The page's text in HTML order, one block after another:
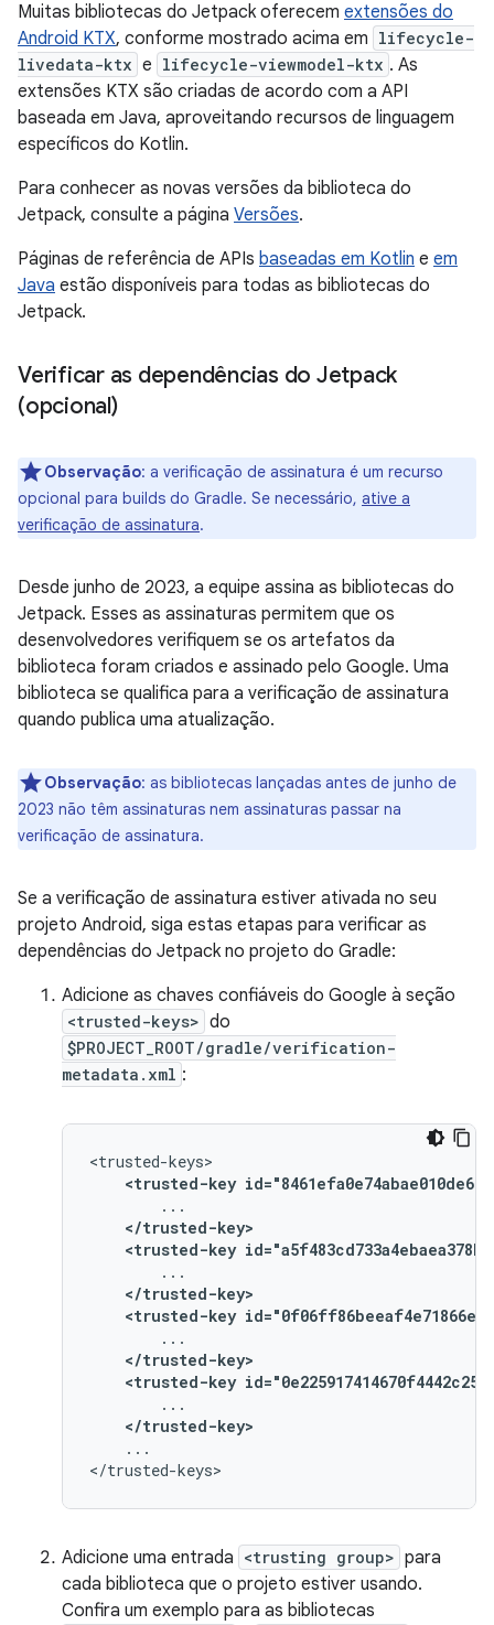
Muitas bibliotecas do Jetpack oferecem extensões do
Android KTX, conforme mostrado acima em lifecycle-
livedata-ktx e lifecycle-viewmodel-ktx . As
extensões KTX são criadas de acordo com a API
baseada em Java, aproveitando recursos de linguagem
específicos do Kotlin.
Para conhecer as novas versões da biblioteca do
Jetpack, consulte a página Versões.
Páginas de referência de APIs baseadas em Kotlin e em
Java estão disponíveis para todas as bibliotecas do
Jetpack.
Verificar as dependências do Jetpack
(opcional)
Observação: a verificação de assinatura é um recurso
opcional para builds do Gradle. Se necessário, ative a
verificação de assinatura.
Desde junho de 2023, a equipe assina as bibliotecas do
Jetpack. Esses as assinaturas permitem que os
desenvolvedores verifiquem se os artefatos da
biblioteca foram criados e assinado pelo Google. Uma
biblioteca se qualifica para a verificação de assinatura
quando publica uma atualização.
Observação: as bibliotecas lançadas antes de junho de
2023 não têm assinaturas nem assinaturas passar na
verificação de assinatura.
Se a verificação de assinatura estiver ativada no seu
projeto Android, siga estas etapas para verificar as
dependências do Jetpack no projeto do Gradle:
Adicione as chaves confiáveis do Google à seção
<trusted-keys> do
$PROJECT_ROOT/gradle/verification-
metadata.xml :
<trusted-key
</trusted-key>
<trusted-key
</trusted-key>
<trusted-key
</trusted-key>
<trusted-key
</trusted-key>
...
Adicione uma entrada <trusting group> para
cada biblioteca que o projeto estiver usando.
Confira um exemplo para as bibliotecas